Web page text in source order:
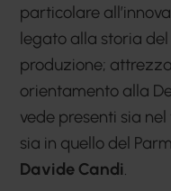
particolare
legato alla storia
produzione;
orientamento alla
vede presenti sia
sia in quello del
Davide Candi.